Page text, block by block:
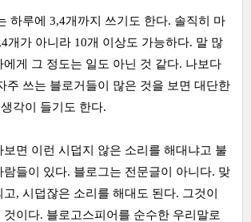
하루에 3,4개까지 쓰기도 한다. 솔직히 마
개가 아니라 10개 이상도 가능하다. 말 많
에게 그 정도는 일도 아닌 것 같다. 나보다
주 쓰는 블로거들이 많은 것을 보면 대단한
각이 들기도 한다.
보면 이런 시덥지 않은 소리를 해대냐고 불
람들이 있다. 블로그는 전문글이 아니다. 맞
, 시덥잖은 소리를 해대도 된다. 그것이
것이다. 블로고스피어를 순수한 우리말로